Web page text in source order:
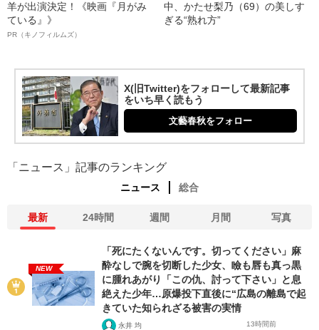
羊が出演決定！《映画『月がみ
ている』》
PR（キノフィルムズ）
中、かたせ梨乃（69）の美しす
ぎる“熟れ方”
X(旧Twitter)をフォローして最新記事
をいち早く読もう
文藝春秋をフォロー
「ニュース」記事のランキング
ニュース 総合
最新 24時間 週間 月間 写真
NEW
「死にたくないんです。切ってください」麻
酔なしで腕を切断した少女、瞼も唇も真っ黒
に腫れあがり「この仇、討って下さい」と息
絶えた少年…原爆投下直後に“広島の離島で起
きていた知られざる被害の実情
永井 均 13時間前